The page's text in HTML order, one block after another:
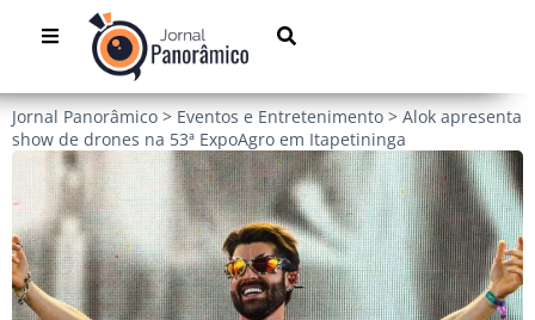
Jornal Panorâmico > Eventos e Entretenimento > Alok apresenta
show de drones na 53ª ExpoAgro em Itapetininga